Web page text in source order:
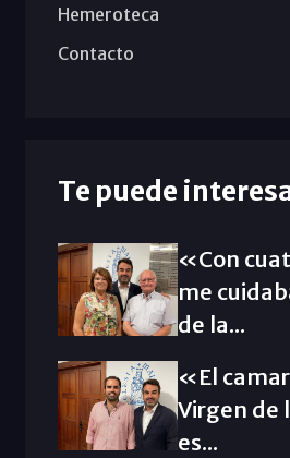
Hemeroteca
Contacto
Te puede
«Con
me
de la...
«El
Virgen de
es...